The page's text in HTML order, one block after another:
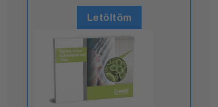
Letöltöm